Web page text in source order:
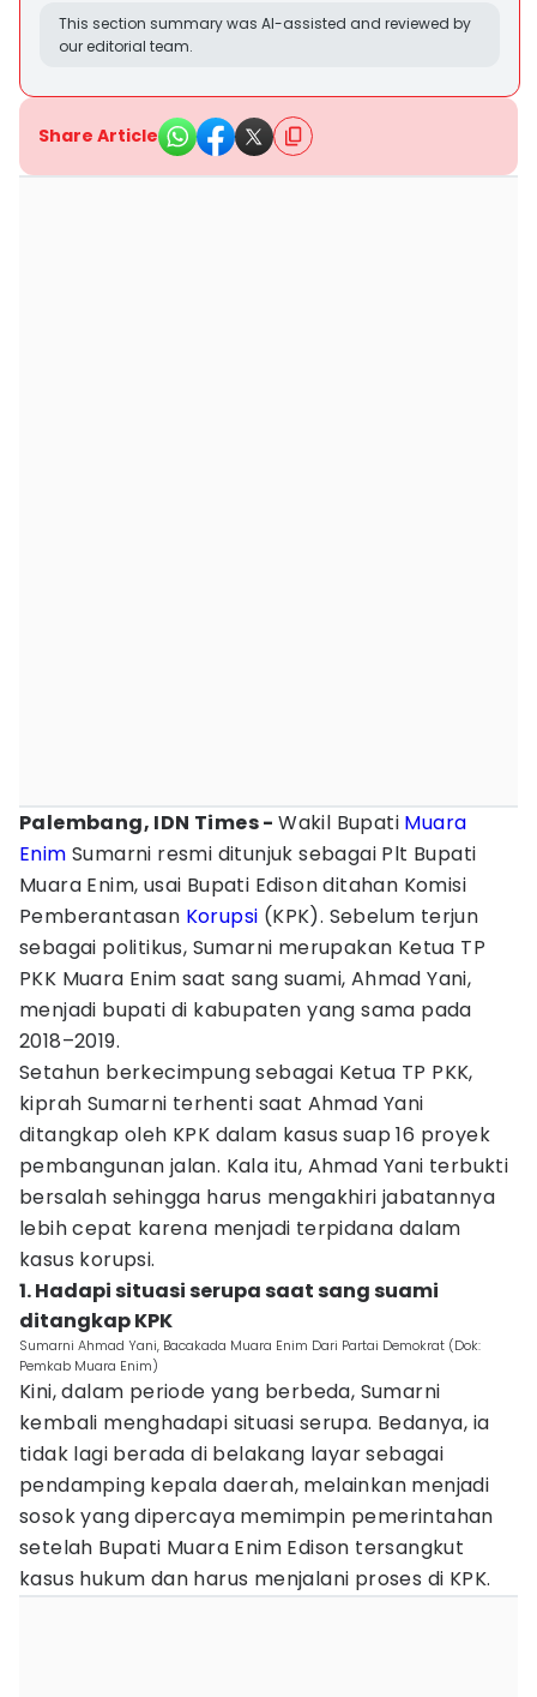
This section summary was AI-assisted and reviewed by
our editorial team.
Share Article
Palembang, IDN Times -Wakil Bupati Muara
Enim Sumarni resmi ditunjuk sebagai Plt Bupati
Muara Enim, usai Bupati Edison ditahan Komisi
Pemberantasan Korupsi (KPK). Sebelum terjun
sebagai politikus, Sumarni merupakan Ketua TP
PKK Muara Enim saat sang suami, Ahmad Yani,
menjadi bupati di kabupaten yang sama pada
2018–2019.
Setahun berkecimpung sebagai Ketua TP PKK,
kiprah Sumarni terhenti saat Ahmad Yani
ditangkap oleh KPK dalam kasus suap 16 proyek
pembangunan jalan. Kala itu, Ahmad Yani terbukti
bersalah sehingga harus mengakhiri jabatannya
lebih cepat karena menjadi terpidana dalam
kasus korupsi.
1. Hadapi situasi serupa saat sang suami
ditangkap KPK
Sumarni Ahmad Yani, Bacakada Muara Enim Dari Partai Demokrat (Dok:
Pemkab Muara Enim)
Kini, dalam periode yang berbeda, Sumarni
kembali menghadapi situasi serupa. Bedanya, ia
tidak lagi berada di belakang layar sebagai
pendamping kepala daerah, melainkan menjadi
sosok yang dipercaya memimpin pemerintahan
setelah Bupati Muara Enim Edison tersangkut
kasus hukum dan harus menjalani proses di KPK.